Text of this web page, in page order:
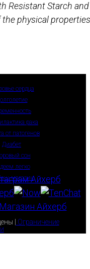
Resistant Starch
physical
сердца
рака
от патогенов
Диабет
сон
легко
магазин
| Ограничение